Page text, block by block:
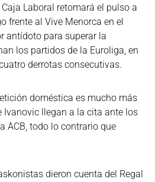
Caja Laboral retomará el pulso a
frente al Vive Menorca en el
antídoto para superar la
los partidos de la Euroliga, en
derrotas consecutivas.
doméstica es mucho más
Ivanovic llegan a la cita ante los
ACB, todo lo contrario que
dieron cuenta del Regal